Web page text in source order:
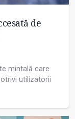
de
mintală care
utilizatorii